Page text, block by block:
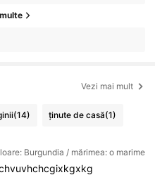
Vezi mai mult
(14) ținute de casă(1)
Burgundia / mărimea: o marime